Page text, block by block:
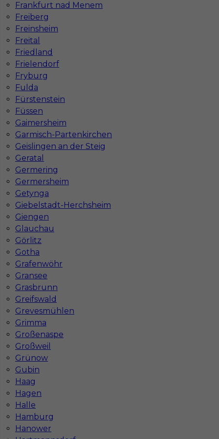
Frankfurt nad Menem
Freiberg
Freinsheim
Freital
Friedland
Frielendorf
Fryburg
Fulda
Fürstenstein
Füssen
Gaimersheim
Garmisch-Partenkirchen
Geislingen an der Steig
Geratal
Germering
Germersheim
Getynga
Giebelstadt-Herchsheim
Giengen
Glauchau
Görlitz
Gotha
Grafenwöhr
Gransee
Grasbrunn
Greifswald
Grevesmühlen
Grimma
Großenaspe
Großweil
Grünow
Gubin
Haag
Hagen
Halle
Hamburg
Hanower
Lublinie
Częstochowie
Najpopularniejsze miejscowości w Niemczech
Praca Augsburg
Praca Hamburg
Praca Berlin
Praca Hannover
Praca Dortmund
Praca Magdeburg
Witryna korzysta z ciasteczek
Ta witryna używa ciasteczek (cookies) do